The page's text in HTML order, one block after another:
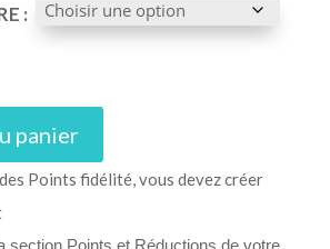
:
panier
Points fidélité, vous devez créer
section Points et Réductions de votre